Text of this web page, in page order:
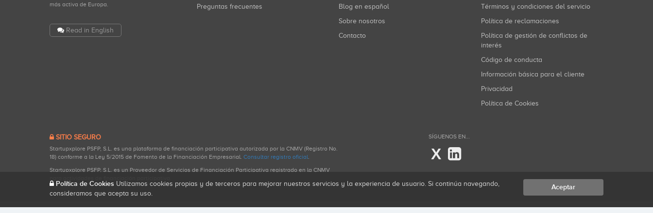
más activa de Europa.
Read in English
Preguntas frecuentes
Blog en español
Sobre nosotros
Contacto
Términos y condiciones del servicio
Política de reclamaciones
Política de gestión de conflictos de
interés
Código de conducta
Información básica para el cliente
Privacidad
Política de Cookies
SITIO SEGURO
Startupxplore PSFP, S.L. es una plataforma de financiación participativa autorizada por la CNMV (Registro No.
18) conforme a la Ley 5/2015 de Fomento de la Financiación Empresarial. Consultar registro oficial.
Startupxplore PSFP, S.L. es un Proveedor de Servicios de Financiación Participativa registrado en la CNMV
SÍGUENOS EN...
X
Política de Cookies Utilizamos cookies propias y de terceros para mejorar nuestros servicios y la experiencia de usuario. Si continúa navegando,
consideramos que acepta su uso.
Aceptar